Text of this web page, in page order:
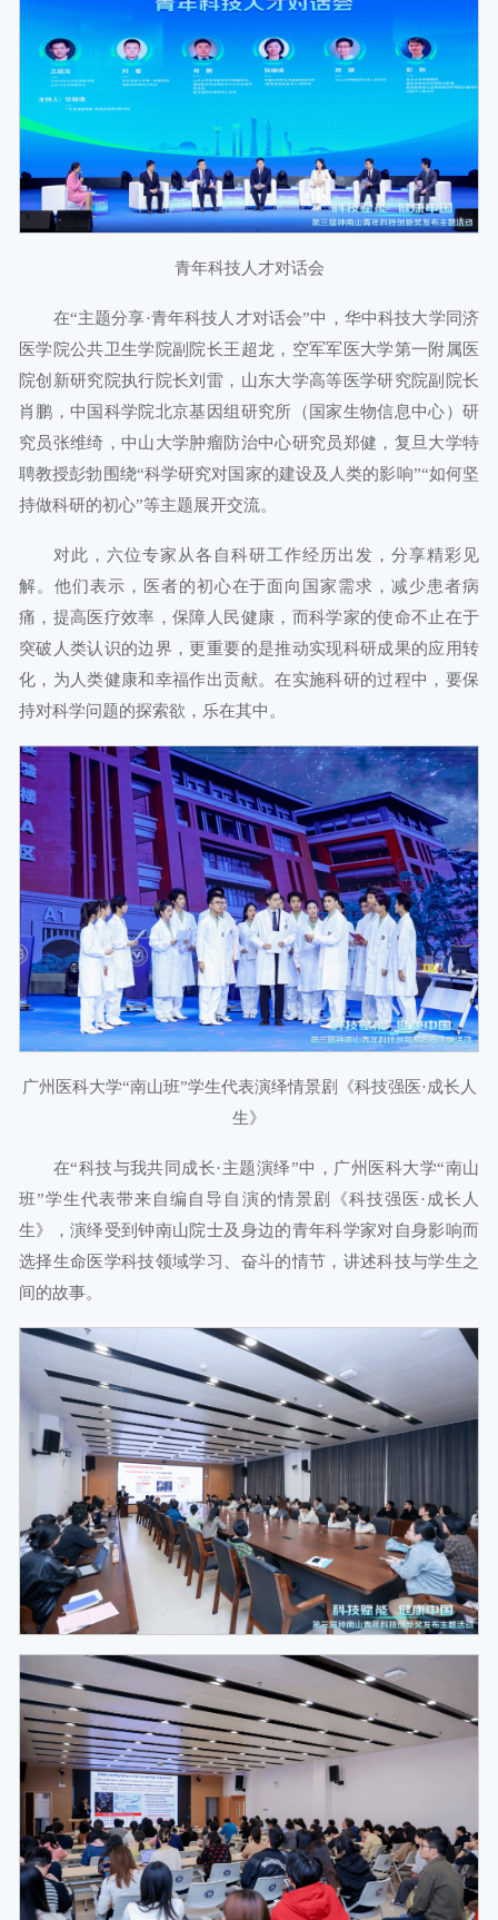
青年科技人才对话会
在“主题分享·青年科技人才对话会”中，华中科技大学同济
医学院公共卫生学院副院长王超龙，空军军医大学第一附属医
院创新研究院执行院长刘雷，山东大学高等医学研究院副院长
肖鹏，中国科学院北京基因组研究所（国家生物信息中心）研
究员张维绮，中山大学肿瘤防治中心研究员郑健，复旦大学特
聘教授彭勃围绕“科学研究对国家的建设及人类的影响”“如何坚
持做科研的初心”等主题展开交流。
对此，六位专家从各自科研工作经历出发，分享精彩见
解。他们表示，医者的初心在于面向国家需求，减少患者病
痛，提高医疗效率，保障人民健康，而科学家的使命不止在于
突破人类认识的边界，更重要的是推动实现科研成果的应用转
化，为人类健康和幸福作出贡献。在实施科研的过程中，要保
持对科学问题的探索欲，乐在其中。
广州医科大学“南山班”学生代表演绎情景剧《科技强医·成长人
生》
在“科技与我共同成长·主题演绎”中，广州医科大学“南山
班”学生代表带来自编自导自演的情景剧《科技强医·成长人
生》，演绎受到钟南山院士及身边的青年科学家对自身影响而
选择生命医学科技领域学习、奋斗的情节，讲述科技与学生之
间的故事。